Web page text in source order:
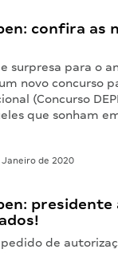
confira as
surpresa para o
novo concurso
(Concurso
que sonham
Janeiro de 2020
de